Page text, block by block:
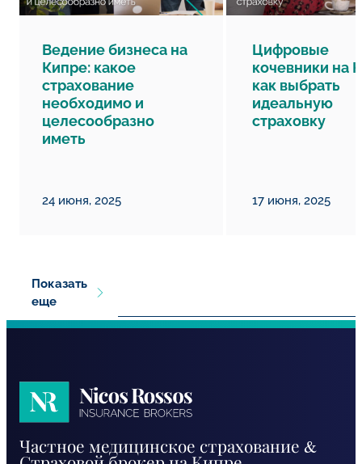
Ведение бизнеса на
Кипре: какое
страхование
необходимо и
целесообразно
иметь
24 июня, 2025
Цифровые
кочевники на
как выбрать
идеальную
страховку
17 июня, 2025
Показать
еще
Rossos
Частное медицинское страхование &